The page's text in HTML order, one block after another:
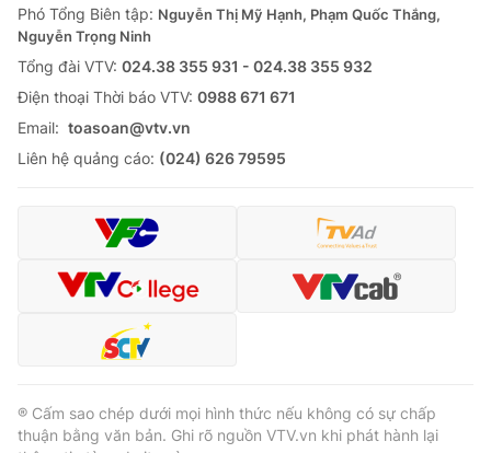
Thị trường
Tư vấn
Lịch phát sóng
Chuyên mục khác
Emagazine Podcast
Video Shorts video
VTV Money
VTV Sức khoẻ Bất động sản
Phó Tổng Biên tập: Nguyễn Thị Mỹ Hạnh, Phạm Quốc Thắng,
Nguyễn Trọng Ninh
Tổng đài VTV: 024.38 355 931 - 024.38 355 932
Ðiện thoại Thời báo VTV: 0988 671 671
Email: toasoan@vtv.vn
Liên hệ quảng cáo: (024) 626 79595
® Cấm sao chép dưới mọi hình thức nếu không có sự chấp
thuận bằng văn bản. Ghi rõ nguồn VTV.vn khi phát hành lại